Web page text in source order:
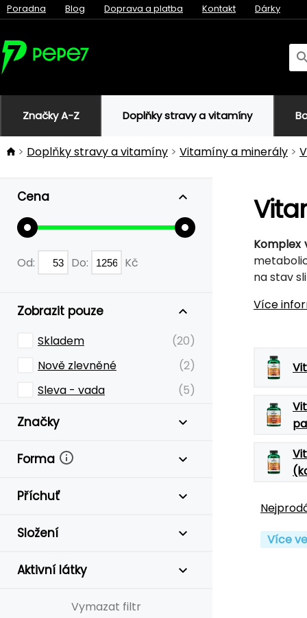
Poradna Blog Doprava a platba Kontakt Dárky
Značky A-Z Doplňky stravy a vitamíny
Doplňky stravy a vitamíny Vitamíny a minerály
Cena
Od: Do: Kč
Zobrazit pouze
Skladem
(20)
Nově zlevněné
(2)
Sleva - vada
(5)
Značky
Forma
Příchuť
Složení
Aktivní látky
Vymazat filtr
Komplex
na stav
Více
Více